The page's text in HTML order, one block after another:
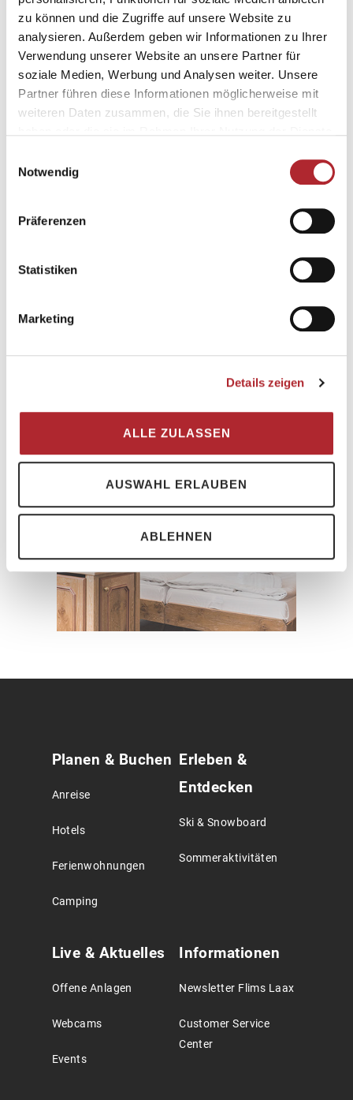
zu können und die Zugriffe auf unsere Website zu
analysieren. Außerdem geben wir Informationen zu Ihrer
Verwendung unserer Website an unsere Partner für
soziale Medien, Werbung und Analysen weiter. Unsere
Partner führen diese Informationen möglicherweise mit
weiteren Daten zusammen, die Sie ihnen bereitgestellt
Notwendig
Präferenzen
Statistiken
Marketing
Details zeigen
ALLE ZULASSEN
AUSWAHL ERLAUBEN
ABLEHNEN
Buchen
Buche jetzt deine Ferien in Flims
Laax.
Alle Hotels
entscheiden? Hier findest du alle
Hotels der Destination auf einen
Planen & Buchen
Anreise
Hotels
Ferienwohnungen
Camping
Erleben &
Entdecken
Ski & Snowboard
Sommeraktivitäten
Live & Aktuelles
Offene Anlagen
Webcams
Events
Informationen
Newsletter Flims Laax
Customer Service
Center
Service